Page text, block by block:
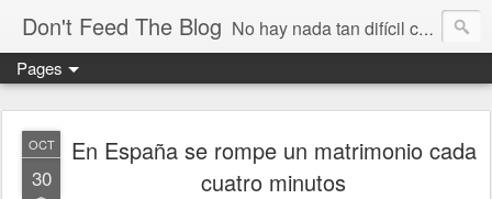
Don't Feed The Blog No hay nada tan difícil como no engañarse
Pages
OCT
30
En España se rompe un matrimonio cada
cuatro minutos